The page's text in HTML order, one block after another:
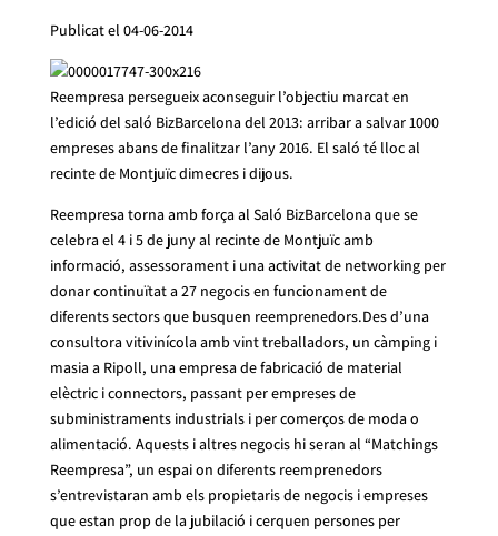
Publicat el 04-06-2014
Reempresa persegueix aconseguir l’objectiu marcat en
l’edició del saló BizBarcelona del 2013: arribar a salvar 1000
empreses abans de finalitzar l’any 2016. El saló té lloc al
recinte de Montjuïc dimecres i dijous.
Reempresa torna amb força al Saló BizBarcelona que se
celebra el 4 i 5 de juny al recinte de Montjuïc amb
informació, assessorament i una activitat de networking per
donar continuïtat a 27 negocis en funcionament de
diferents sectors que busquen reemprenedors.Des d’una
consultora vitivinícola amb vint treballadors, un càmping i
masia a Ripoll, una empresa de fabricació de material
elèctric i connectors, passant per empreses de
subministraments industrials i per comerços de moda o
alimentació. Aquests i altres negocis hi seran al “Matchings
Reempresa”, un espai on diferents reemprenedors
s’entrevistaran amb els propietaris de negocis i empreses
que estan prop de la jubilació i cerquen persones per